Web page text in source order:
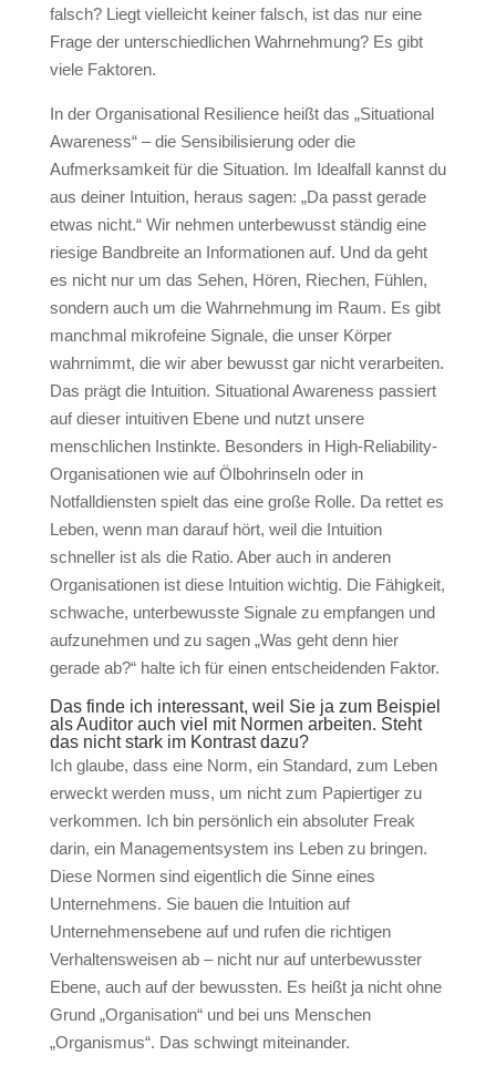
falsch? Liegt vielleicht keiner falsch, ist das nur eine
Frage der unterschiedlichen Wahrnehmung? Es gibt
viele Faktoren.
In der Organisational Resilience heißt das „Situational
Awareness“ – die Sensibilisierung oder die
Aufmerksamkeit für die Situation. Im Idealfall kannst du
aus deiner Intuition, heraus sagen: „Da passt gerade
etwas nicht.“ Wir nehmen unterbewusst ständig eine
riesige Bandbreite an Informationen auf. Und da geht
es nicht nur um das Sehen, Hören, Riechen, Fühlen,
sondern auch um die Wahrnehmung im Raum. Es gibt
manchmal mikrofeine Signale, die unser Körper
wahrnimmt, die wir aber bewusst gar nicht verarbeiten.
Das prägt die Intuition. Situational Awareness passiert
auf dieser intuitiven Ebene und nutzt unsere
menschlichen Instinkte. Besonders in High-Reliability-
Organisationen wie auf Ölbohrinseln oder in
Notfalldiensten spielt das eine große Rolle. Da rettet es
Leben, wenn man darauf hört, weil die Intuition
schneller ist als die Ratio. Aber auch in anderen
Organisationen ist diese Intuition wichtig. Die Fähigkeit,
schwache, unterbewusste Signale zu empfangen und
aufzunehmen und zu sagen „Was geht denn hier
gerade ab?“ halte ich für einen entscheidenden Faktor.
Das finde ich interessant, weil Sie ja zum Beispiel
als Auditor auch viel mit Normen arbeiten. Steht
das nicht stark im Kontrast dazu?
Ich glaube, dass eine Norm, ein Standard, zum Leben
erweckt werden muss, um nicht zum Papiertiger zu
verkommen. Ich bin persönlich ein absoluter Freak
darin, ein Managementsystem ins Leben zu bringen.
Diese Normen sind eigentlich die Sinne eines
Unternehmens. Sie bauen die Intuition auf
Unternehmensebene auf und rufen die richtigen
Verhaltensweisen ab – nicht nur auf unterbewusster
Ebene, auch auf der bewussten. Es heißt ja nicht ohne
Grund „Organisation“ und bei uns Menschen
„Organismus“. Das schwingt miteinander.